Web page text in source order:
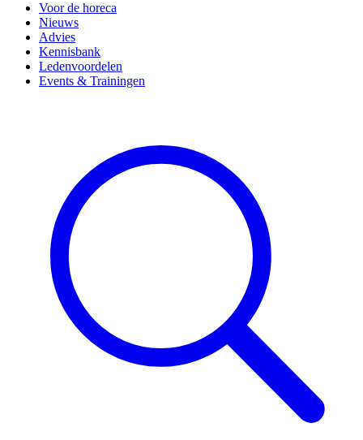
Voor de horeca
Nieuws
Advies
Kennisbank
Ledenvoordelen
Events & Trainingen